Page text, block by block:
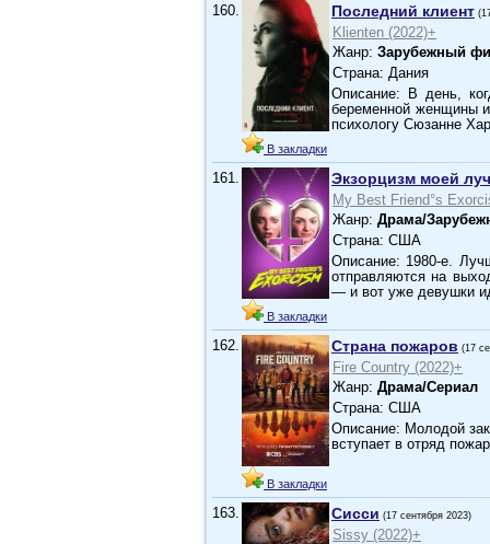
160.
В закладки
Последний клиент
Klienten (2022)+
Жанр: Зарубежный
Страна: Дания
Описание: В день,
беременной женщины
психологу Сюзанне
161.
В закладки
Экзорцизм моей
My Best Friend°s
Жанр: Драма/
Страна: США
Описание: 1980-е.
отправляются на
— и вот уже девушки
162.
В закладки
Страна пожаров (17
Fire Country (2022)+
Жанр: Драма/Сериал
Страна: США
Описание: Молодой
вступает в отряд
163. Сисси (17 сентября 2023)
Sissy (2022)+